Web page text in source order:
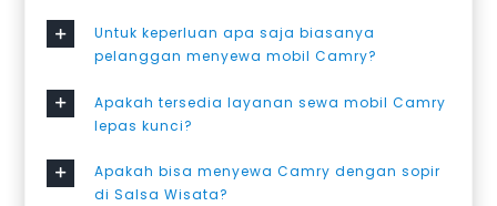
Untuk keperluan apa saja biasanya
pelanggan menyewa mobil Camry?
Apakah tersedia layanan sewa mobil Camry
lepas kunci?
Apakah bisa menyewa Camry dengan sopir
di Salsa Wisata?